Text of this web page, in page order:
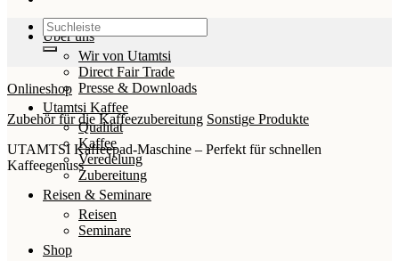
Über uns
Wir von Utamtsi
Direct Fair Trade
Presse & Downloads
Utamtsi Kaffee
Qualität
Kaffee
Veredelung
Zubereitung
Reisen & Seminare
Reisen
Seminare
Shop
Suchen
nach:
Onlineshop
Zubehör für die Kaffeezubereitung Sonstige Produkte
UTAMTSI Kaffeepad-Maschine – Perfekt für schnellen
Kaffeegenuss